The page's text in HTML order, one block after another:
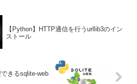
【Python】HTTP通信を行うurllib3のイン
ストール
きるsqlite-web